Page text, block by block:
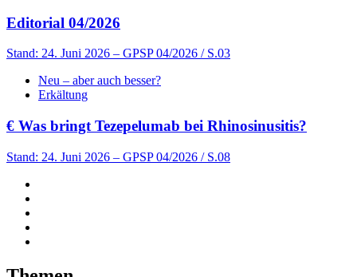
Editorial 04/2026
Stand: 24. Juni 2026 – GPSP 04/2026 / S.03
Neu – aber auch besser?
Erkältung
€ Was bringt Tezepelumab bei Rhinosinusitis?
Stand: 24. Juni 2026 – GPSP 04/2026 / S.08